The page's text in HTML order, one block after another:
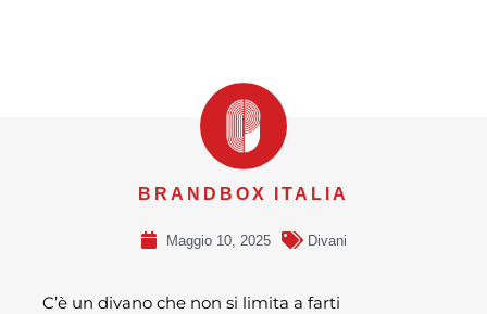
BRANDBOX ITALIA
Maggio 10, 2025 Divani
C’è un divano che non si limita a farti